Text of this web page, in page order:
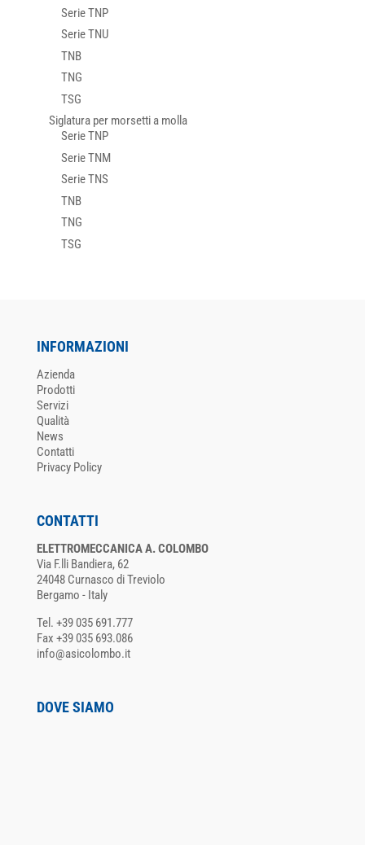
Serie TNP
Serie TNU
TNB
TNG
TSG
Siglatura per morsetti a molla
Serie TNP
Serie TNM
Serie TNS
TNB
TNG
TSG
INFORMAZIONI
Azienda
Prodotti
Servizi
Qualità
News
Contatti
Privacy Policy
CONTATTI
ELETTROMECCANICA A. COLOMBO
Via F.lli Bandiera, 62
24048 Curnasco di Treviolo
Bergamo - Italy
Tel. +39 035 691.777
Fax +39 035 693.086
info@asicolombo.it
DOVE SIAMO